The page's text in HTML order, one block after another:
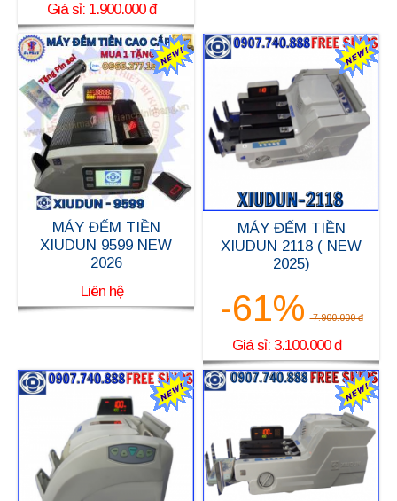
Giá sỉ: 1.900.000 đ
MÁY ĐẾM TIỀN
XIUDUN 9599 NEW
2026
Liên hệ
MÁY ĐẾM TIỀN
XIUDUN 2118 ( NEW
2025)
-61% 7.900.000 đ
Giá sỉ: 3.100.000 đ